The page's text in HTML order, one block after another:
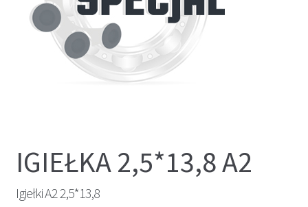
IGIEŁKA 2,5*13,8 A2
Igiełki A2 2,5*13,8